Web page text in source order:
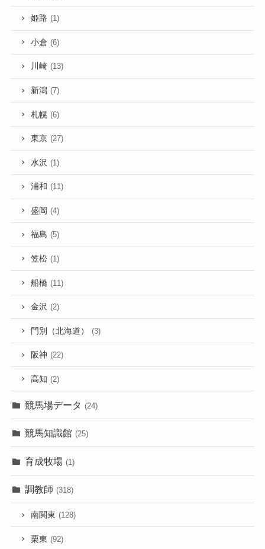
姫路 (1)
小倉 (6)
川崎 (13)
新潟 (7)
札幌 (6)
東京 (27)
水沢 (1)
浦和 (11)
盛岡 (4)
福島 (5)
笠松 (1)
船橋 (11)
金沢 (2)
門別（北海道） (3)
阪神 (22)
高知 (2)
競馬場データ (24)
競馬知識館 (25)
育成牧場 (1)
調教師 (318)
南関東 (128)
栗東 (92)